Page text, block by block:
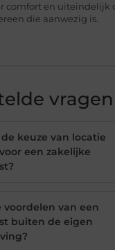
comfort en uiteindelijk
die aanwezig is.
vragen
keuze van locatie
een zakelijke
voordelen van een
buiten de eigen